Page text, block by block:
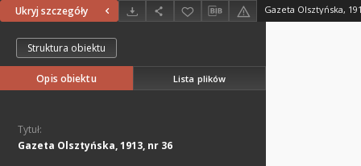
Ukryj szczegóły Gazeta Olsztyńska,
Struktura obiektu
Opis obiektu Lista plików
Tytuł:
Gazeta Olsztyńska, 1913, nr 36